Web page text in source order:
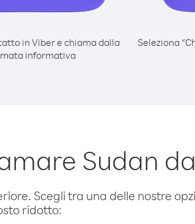
in Viber e chiama dalla
informativa
Seleziona
Sudan
Scegli tra una delle nostre
ridotto: